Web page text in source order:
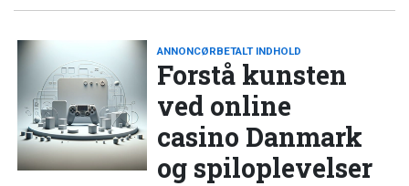
ANNONCØRBETALT INDHOLD
Forstå kunsten
ved online
casino Danmark
og spiloplevelser